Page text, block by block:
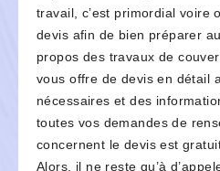
travail, c’est primordial voire
devis afin de bien préparer
propos des travaux de
vous offre de devis en détail
nécessaires et des
toutes vos demandes de
concernent le devis est
Alors, il ne reste qu’à